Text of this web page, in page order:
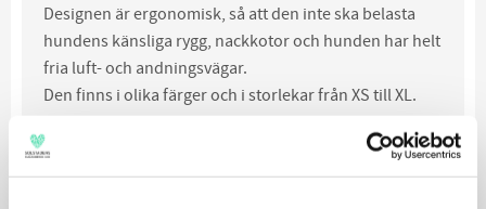
Designen är ergonomisk, så att den inte ska belasta
hundens känsliga rygg, nackkotor och hunden har helt
fria luft- och andningsvägar.
Den finns i olika färger och i storlekar från XS till XL.